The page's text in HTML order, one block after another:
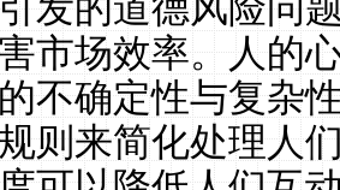
市场效率。人的
不确定性与复杂
则来简化处理人